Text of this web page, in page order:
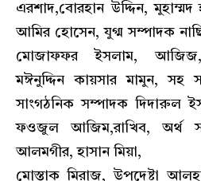
এরশাদ,বোরহান উদ্দিন,
আমির হোসেন, যুগ্ম সম্পাদক
মোজাফফর ইসলাম,
মঈনুদ্দিন কায়সার মামুন, সহ
সাংগঠনিক সম্পাদক দিদারুল
ফওজুল আজিম,রাখিব, অর্থ
আলমগীর, হাসান মিয়া,
মোস্তাক মিরাজ, উপদেষ্টা